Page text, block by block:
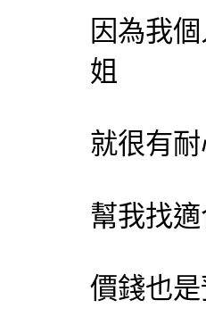
因為我
姐
就很有
幫我找
價錢也